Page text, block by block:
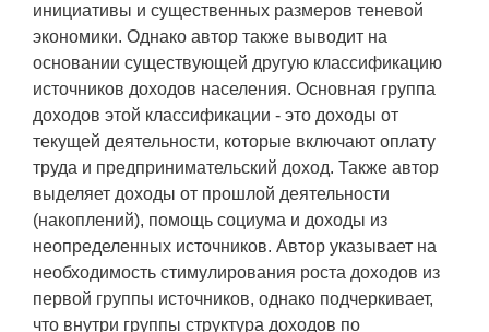
инициативы и существенных размеров теневой
экономики. Однако автор также выводит на
основании существующей другую классификацию
источников доходов населения. Основная группа
доходов этой классификации - это доходы от
текущей деятельности, которые включают оплату
труда и предпринимательский доход. Также автор
выделяет доходы от прошлой деятельности
(накоплений), помощь социума и доходы из
неопределенных источников. Автор указывает на
необходимость стимулирования роста доходов из
первой группы источников, однако подчеркивает,
что внутри группы структура доходов по